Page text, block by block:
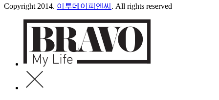
Copyright 2014. 이투데이피엔씨 . All rights reserved